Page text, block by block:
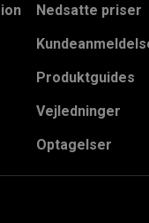
Nedsatte priser
Produktguides
Vejledninger
Optagelser